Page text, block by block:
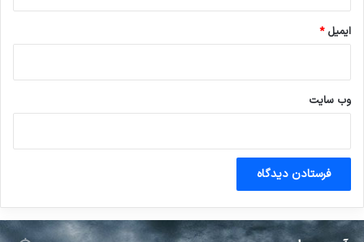
ایمیل*
وب‌ سایت